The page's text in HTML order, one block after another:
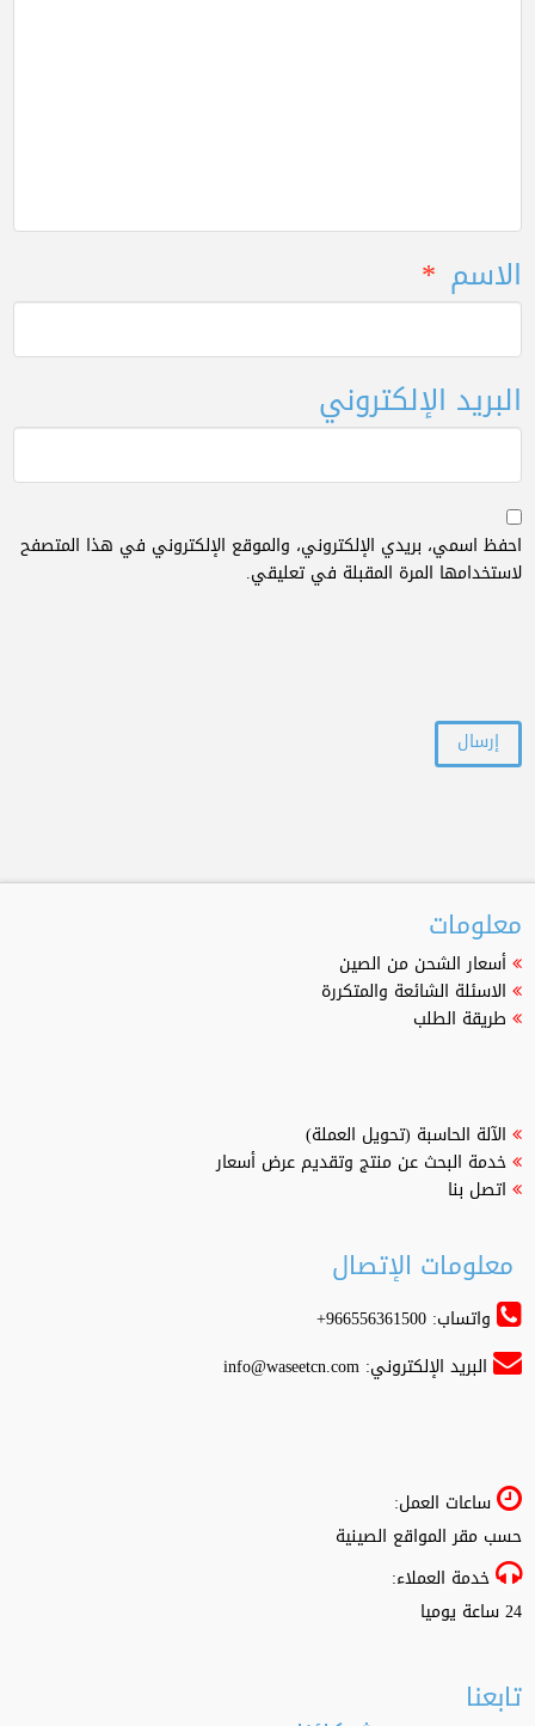
الاسم *
البريد الإلكتروني
احفظ اسمي، بريدي الإلكتروني، والموقع الإلكتروني في هذا المتصفح
لاستخدامها المرة المقبلة في تعليقي.
معلومات
أسعار الشحن من الصين
الاسئلة الشائعة والمتكررة
طريقة الطلب
الآلة الحاسبة (تحويل العملة)
خدمة البحث عن منتج وتقديم عرض أسعار
اتصل بنا
معلومات الإتصال
واتساب: 966556361500+
البريد الإلكتروني:info@waseetcn.com
ساعات العمل:
حسب مقر المواقع الصينية
خدمة العملاء:
24 ساعة يوميا
تابعنا